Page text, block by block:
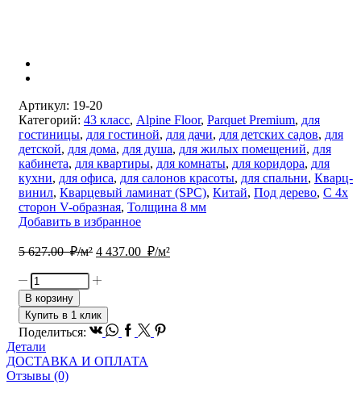
Артикул: 19-20
Категорий: 43 класс, Alpine Floor, Parquet Premium, для
гостиницы, для гостиной, для дачи, для детских садов, для
детской, для дома, для душа, для жилых помещений, для
кабинета, для квартиры, для комнаты, для коридора, для
кухни, для офиса, для салонов красоты, для спальни, Кварц-
винил, Кварцевый ламинат (SPC), Китай, Под дерево, С 4х
сторон V-образная, Толщина 8 мм
Добавить в избранное
5 627.00₽/м² Первоначальная
составляла
627.00
₽/
м².
4 437.00 ₽/м²Текущая
Количество
товара
Кварцевый
ламинат
SPC
Alpine
Floor
Parquet
В корзину
Купить в 1 клик
Поделиться: Vk Whatsapp
Facebook
TwitterPinterest
Детали
ДОСТАВКА И ОПЛАТА
Отзывы (0)